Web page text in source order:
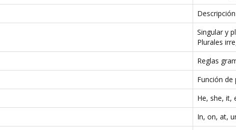
Singular y
Plurales
Reglas
Función de
He, she, it,
In, on, at,